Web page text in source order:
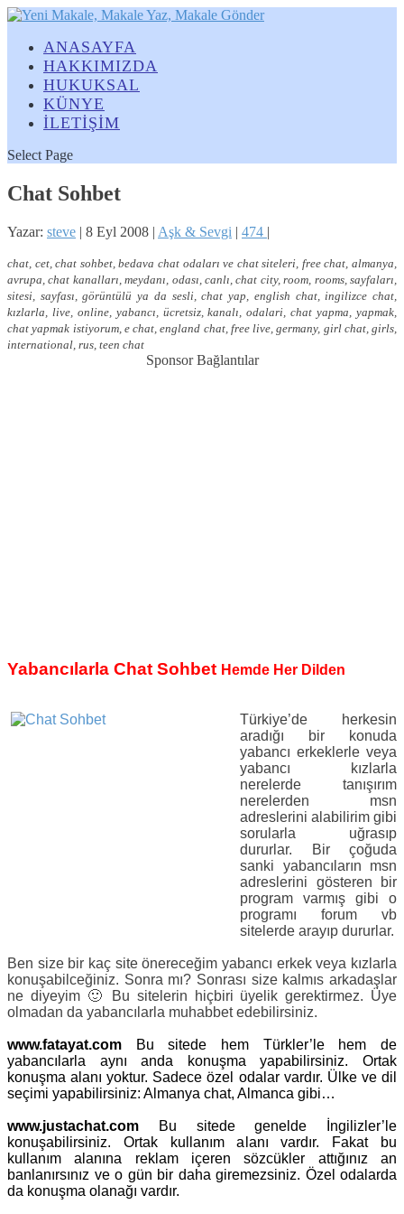
ANASAYFA
HAKKIMIZDA
HUKUKSAL
KÜNYE
İLETİŞİM
Select Page
Chat Sohbet
Yazar: steve | 8 Eyl 2008 | Aşk & Sevgi | 474 |
chat, cet, chat sohbet, bedava chat odaları ve chat siteleri, free chat, almanya,
avrupa, chat kanalları, meydanı, odası, canlı, chat city, room, rooms, sayfaları,
sitesi, sayfası, görüntülü ya da sesli, chat yap, english chat, ingilizce chat,
kızlarla, live, online, yabancı, ücretsiz, kanalı, odalari, chat yapma, yapmak,
chat yapmak istiyorum, e chat, england chat, free live, germany, girl chat, girls,
international, rus, teen chat
Sponsor Bağlantılar
Yabancılarla Chat Sohbet Hemde Her Dilden
Türkiye’de herkesin
aradığı bir konuda
yabancı erkeklerle veya
yabancı kızlarla
nerelerde tanışırım
nerelerden msn
adreslerini alabilirim gibi
sorularla uğrasıp
dururlar. Bir çoğuda
sanki yabancıların msn
adreslerini gösteren bir
program varmış gibi o
programı forum vb
sitelerde arayıp dururlar.
Ben size bir kaç site önereceğim yabancı erkek veya kızlarla
konuşabilceğiniz. Sonra mı? Sonrası size kalmıs arkadaşlar
ne diyeyim 🙂 Bu sitelerin hiçbiri üyelik gerektirmez. Üye
olmadan da yabancılarla muhabbet edebilirsiniz.
www.fatayat.com Bu sitede hem Türkler’le hem de
yabancılarla aynı anda konuşma yapabilirsiniz. Ortak
konuşma alanı yoktur. Sadece özel odalar vardır. Ülke ve dil
seçimi yapabilirsiniz: Almanya chat, Almanca gibi…
www.justachat.com Bu sitede genelde İngilizler’le
konuşabilirsiniz. Ortak kullanım alanı vardır. Fakat bu
kullanım alanına reklam içeren sözcükler attığınız an
banlanırsınız ve o gün bir daha giremezsiniz. Özel odalarda
da konuşma olanağı vardır.